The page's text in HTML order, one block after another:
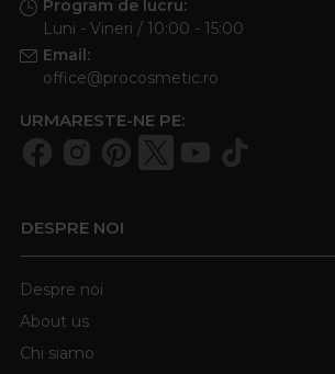
Program de lucru:
Luni - Vineri / 10:00 - 15:00
Email:
office@procosmetic.ro
URMARESTE-NE PE:
DESPRE NOI
Despre noi
About us
Chi siamo